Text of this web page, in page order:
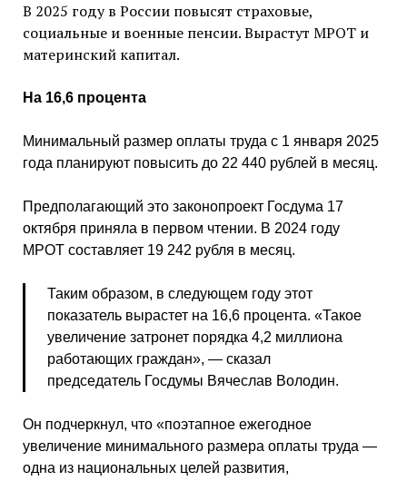
В 2025 году в России повысят страховые,
социальные и военные пенсии. Вырастут МРОТ и
материнский капитал.
На 16,6 процента
Минимальный размер оплаты труда с 1 января 2025
года планируют повысить до 22 440 рублей в месяц.
Предполагающий это законопроект Госдума 17
октября приняла в первом чтении. В 2024 году
МРОТ составляет 19 242 рубля в месяц.
Таким образом, в следующем году этот
показатель вырастет на 16,6 процента. «Такое
увеличение затронет порядка 4,2 миллиона
работающих граждан», — сказал
председатель Госдумы Вячеслав Володин.
Он подчеркнул, что «поэтапное ежегодное
увеличение минимального размера оплаты труда —
одна из национальных целей развития,